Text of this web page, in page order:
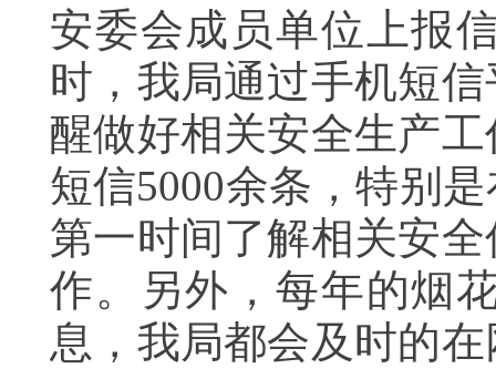
安委会成员单位上报
时，我局通过手机短
醒做好相关安全生产
短信5000余条，特别
第一时间了解相关安
作。另外，每年的烟
息，我局都会及时的